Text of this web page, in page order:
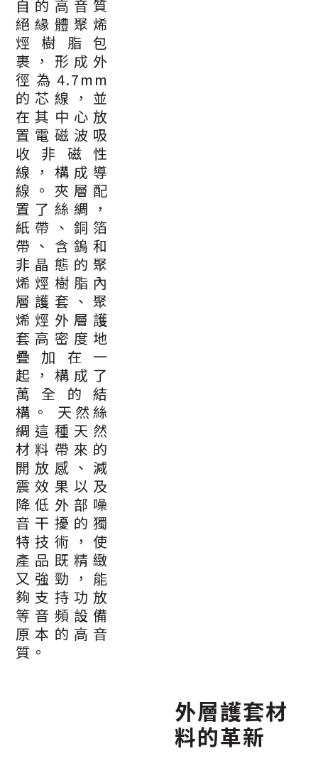
自的高音質
絕緣體聚烯
烴樹脂包
裹，形成外
徑為4.7mm
的芯線，並
在其中心放
置電磁波吸
收非磁性
線，構成導
線。夾層配
置了絲綢，
紙帶、銅箔
帶、含鎢和
非晶態的聚
烯烴樹脂內
層護套、聚
烯烴外層護
套高密度地
疊加在一
起，構成了
萬全的結
構。 天然絲
綢這種天然
材料帶來的
開放感、減
震效果以及
降低外部噪
音干擾的獨
特技術，使
產品既精緻
又強勁，能
夠支持功放
等音頻設備
原本的高音
質。
外層護套材
料的革新